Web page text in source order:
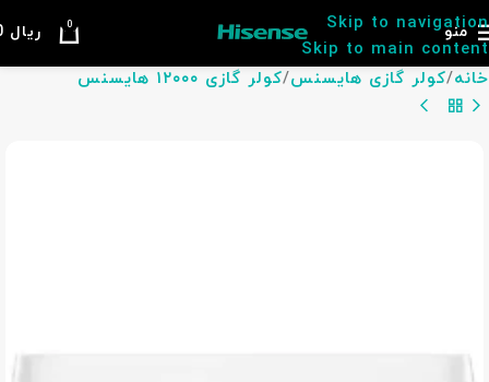
Skip to navigation
Skip to main content
منو 0 ریال
خانه کولر گازی هایسنس کولر گازی ۱۲۰۰۰ هایسنس